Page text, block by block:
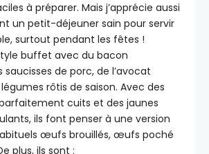
à préparer. Mais j’apprécie aussi
un petit-déjeuner sain pour servir
surtout pendant les fêtes !
buffet avec du bacon
de porc, de l’avocat
rôtis de saison. Avec des
cuits et des jaunes
ils font penser à une version
œufs brouillés, œufs poché
plus, ils sont :